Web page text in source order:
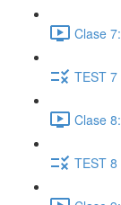
Clase
TEST 7
Clase
TEST 8